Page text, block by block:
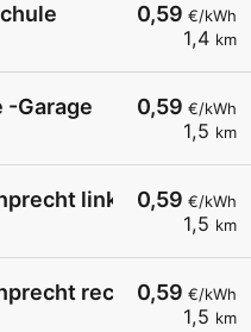
0,59 €/kWh
1,4 km
0,59 €/kWh
1,5 km
-Garage
0,59 €/kWh
1,5 km
links
0,59 €/kWh
1,5 km
rechts